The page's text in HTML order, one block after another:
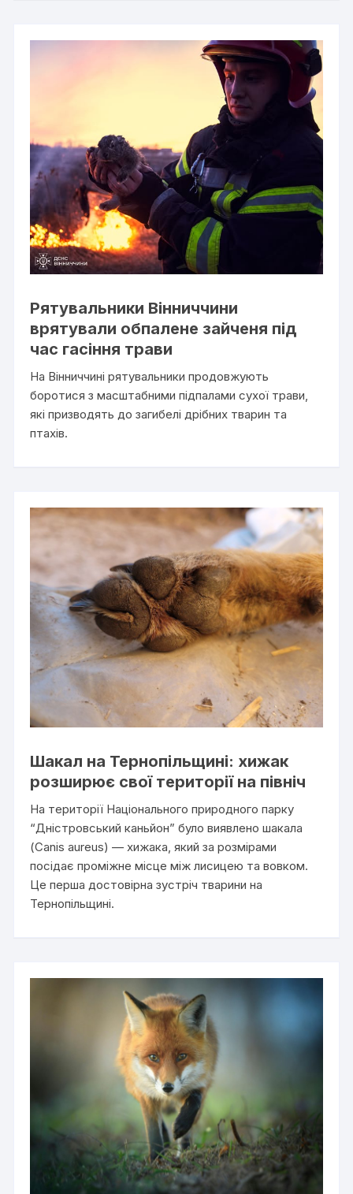
Рятувальники Вінниччини
врятували обпалене зайченя під
час гасіння трави
На Вінниччині рятувальники продовжують
боротися з масштабними підпалами сухої трави,
які призводять до загибелі дрібних тварин та
птахів.
Шакал на Тернопільщині: хижак
розширює свої території на північ
На території Національного природного парку
“Дністровський каньйон” було виявлено шакала
(Canis aureus) — хижака, який за розмірами
посідає проміжне місце між лисицею та вовком.
Це перша достовірна зустріч тварини на
Тернопільщині.